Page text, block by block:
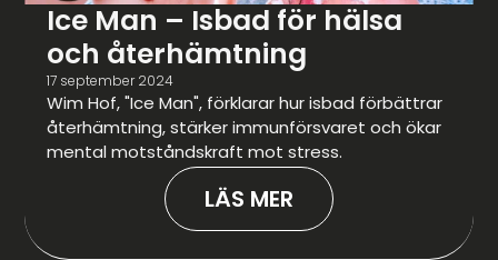
Ice Man – Isbad för hälsa
och återhämtning
17 september 2024
Wim Hof, "Ice Man", förklarar hur isbad förbättrar
återhämtning, stärker immunförsvaret och ökar
mental motståndskraft mot stress.
LÄS MER